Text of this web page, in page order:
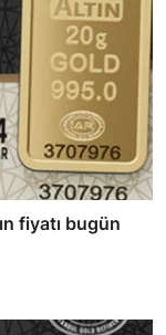
fiyatı bugün